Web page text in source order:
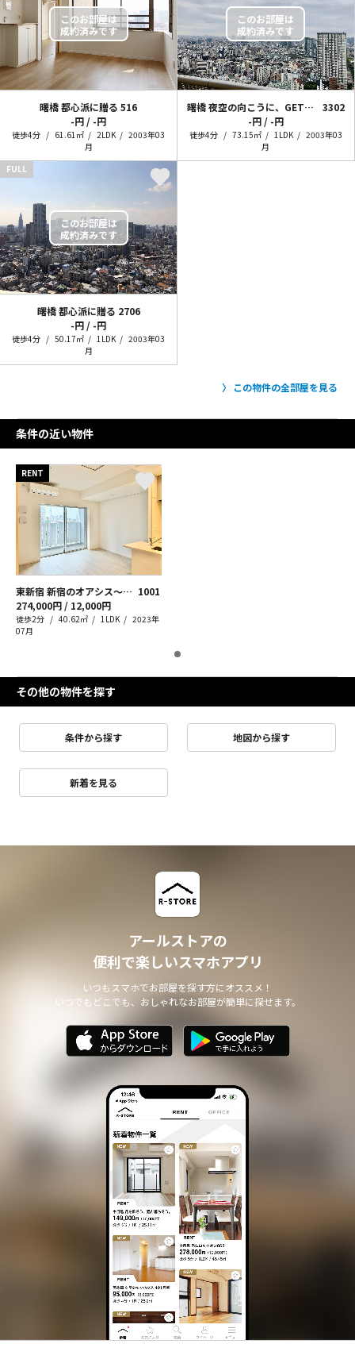
曙橋 都心派に贈る 516
-円 / -円
徒歩4分 61.61㎡ 2LDK
2003年03
月
曙橋 夜空の向こうに、GET PLANET！
3302
-円 / -円
徒歩4分 73.15㎡ 1LDK
2003年03
月
FULL
曙橋 都心派に贈る 2706
-円 / -円
徒歩4分 50.17㎡ 1LDK
2003年03
月
この物件の全部屋を見る
条件の近い物件
RENT
東新宿 新宿のオアシス～緑を添えて～ 1001
274,000円 / 12,000円
徒歩2分 40.62㎡ 1LDK
2023年
07月
その他の物件を探す
条件から探す 地図から探す
新着を見る
アールストアの
便利で楽しいスマホアプリ
いつもスマホでお部屋を探す方にオススメ！
いつでもどこでも、おしゃれなお部屋が簡単に探せます。